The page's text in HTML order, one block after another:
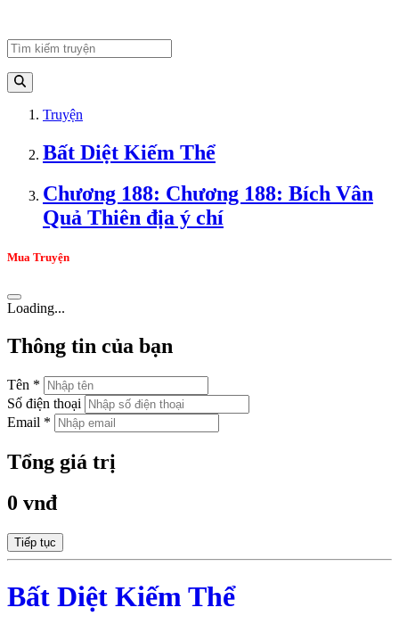
Truyện
Bất Diệt Kiếm Thể
Chương 188: Chương 188: Bích Vân
Quả Thiên địa ý chí
Mua Truyện
Loading...
Thông tin của bạn
Tên *
Số điện thoại
Email *
Tổng giá trị
0 vnđ
Tiếp tục
Bất Diệt Kiếm Thể